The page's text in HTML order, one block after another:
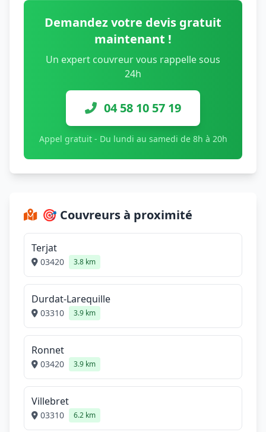
Demandez votre devis gratuit
maintenant !
Un expert couvreur vous rappelle sous
24h
04 58 10 57 19
Appel gratuit - Du lundi au samedi de 8h à 20h
🎯 Couvreurs à proximité
Terjat
03420 3.8 km
Durdat-Larequille
03310 3.9 km
Ronnet
03420 3.9 km
Villebret
03310 6.2 km